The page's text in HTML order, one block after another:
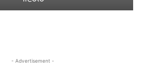
- Advertisement -